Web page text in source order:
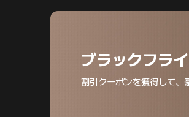
ブラックフラ
割引クーポンを獲得して、